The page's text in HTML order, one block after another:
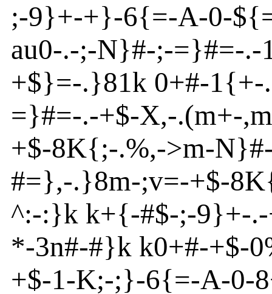
;-9}+-+}-6{=-A-0-${
au0-.-;-N}#-;-=}#=-.-
+$}=-.}81k 0+#-1{+-.
=}#=-.-+$-X,-.(m+-,m
+$-8K{;-.%,->m-N}#
#=},-.}8m-;v=-+$-8K
^:-:}k k+{-#$-;-9}+-.-
*-3n#-#}k k0+#-+$-
+$-1-K;-;}-6{=-A-0-